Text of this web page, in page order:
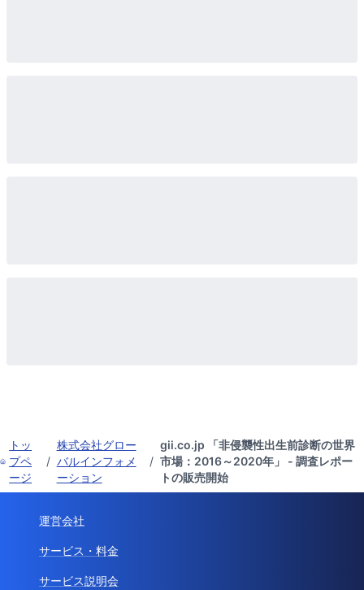
トッ
プペ
ージ
/
株式会社グロー
バルインフォメ
ーション
/
gii.co.jp 「非侵襲性出生前診断の世界
市場：2016～2020年」 - 調査レポー
トの販売開始
運営会社
サービス・料金
サービス説明会